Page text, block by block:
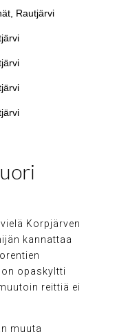
Korpjärven
kannattaa
opaskyltti
reittiä ei
muuta